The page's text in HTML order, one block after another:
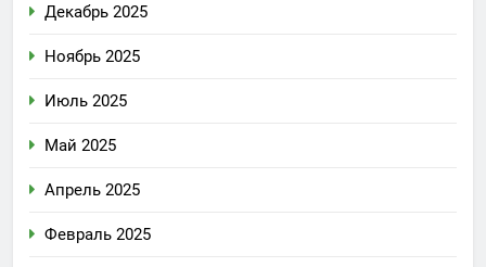
Декабрь 2025
Ноябрь 2025
Июль 2025
Май 2025
Апрель 2025
Февраль 2025